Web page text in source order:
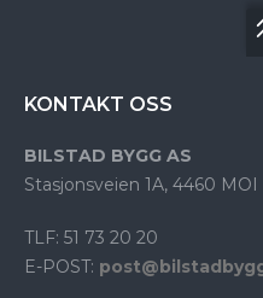
KONTAKT OSS
BILSTAD BYGG AS
Stasjonsveien 1A, 4460 MOI
TLF: 51 73 20 20
E-POST: